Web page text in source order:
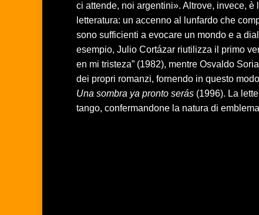
ci attende, noi argentini». Altrove, invece,
letteratura: un accenno al lunfardo che
sono sufficienti a evocare un mondo e a
esempio, Julio Cortázar riutilizza il primo
en mi tristeza” (1982), mentre Osvaldo
dei propri romanzi, fornendo in questo
Una sombra ya pronto serás (1996). La
tango, confermandone la natura di